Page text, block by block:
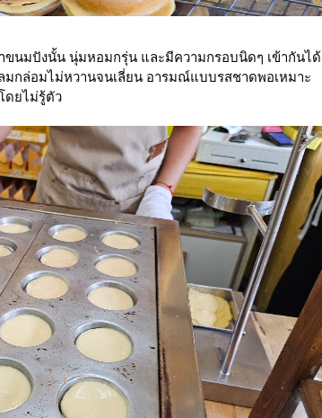
ขนมปังนั้น นุ่มหอมกรุ่น และมีความกรอบนิดๆ เข้ากันได้
มกล่อมไม่หวานจนเลี่ยน อารมณ์แบบรสชาดพอเหมาะ
ดยไม่รู้ตัว